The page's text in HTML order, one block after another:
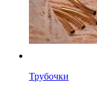
Трубочки